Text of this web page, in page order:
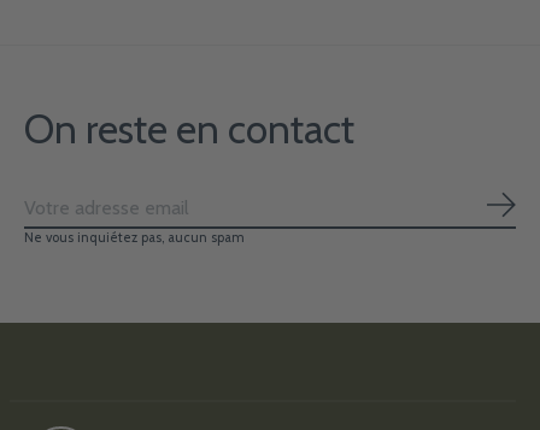
On reste en contact
Ne vous inquiétez pas, aucun spam